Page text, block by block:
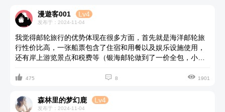
漫遊客001 Lv4
发布于：2024-11-04
我觉得邮轮旅行的优势体现在很多方面，首先就是海洋邮轮旅
行性价比高，一张船票包含了住宿和用餐以及娱乐设施使用，
还有岸上游览景点和税费等（银海邮轮做到了一价全包，小费
他费用。邮轮上也有需要收费的项目，这个就看自己的消费意
上旅行的劳累，你登上海洋邮轮的那一刻，就可以轻松旅行
了。第三，国际邮轮旅行不用担心语言不通。即使船上的乘客
 475  8  1901
森林里的梦幻鹿 Lv4
发布于：2024-11-04